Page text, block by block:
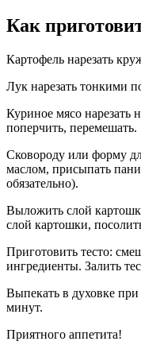
Как
Картофель нарезать
Лук нарезать тонкими
Куриное мясо нарезать
поперчить, перемешать.
Сковороду или форму
маслом, присыпать
обязательно).
Выложить слой
слой картошки,
Приготовить тесто:
ингредиенты. Залить
Выпекать в духовке при
минут.
Приятного аппетита!